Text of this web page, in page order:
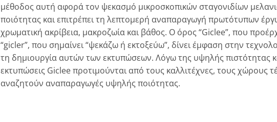
μέθοδος αυτή αφορά τον ψεκασμό μικροσκοπικών σταγονιδίων
ποιότητας και επιτρέπει τη λεπτομερή αναπαραγωγή πρωτότυπων
χρωματική ακρίβεια, μακροζωία και βάθος. Ο όρος “Giclee”, που
“gicler”, που σημαίνει “ψεκάζω ή εκτοξεύω”, δίνει έμφαση στην
τη δημιουργία αυτών των εκτυπώσεων. Λόγω της υψηλής πιστότητας
εκτυπώσεις Giclee προτιμούνται από τους καλλιτέχνες, τους χώρους
αναζητούν αναπαραγωγές υψηλής ποιότητας.